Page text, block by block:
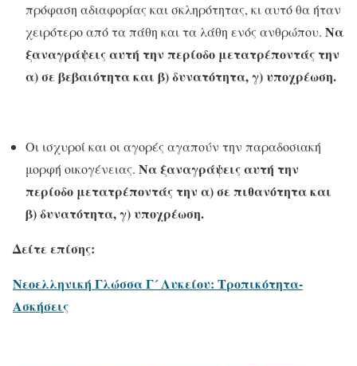
πρόφαση αδιαφορίας και σκληρότητας, κι αυτό θα ήταν
χειρότερο από τα πάθη και τα λάθη ενός ανθρώπου. Να
ξαναγράψεις αυτή την περίοδο μετατρέποντάς την
α) σε βεβαιότητα και β) δυνατότητα, γ) υποχρέωση.
Οι ισχυροί και οι αγορές αγαπούν την παραδοσιακή
μορφή οικογένειας. Να ξαναγράψεις αυτή την
περίοδο μετατρέποντάς την α) σε πιθανότητα και
β) δυνατότητα, γ) υποχρέωση.
Δείτε επίσης:
Νεοελληνική Γλώσσα Γ´ Λυκείου: Τροπικότητα-
Ασκήσεις